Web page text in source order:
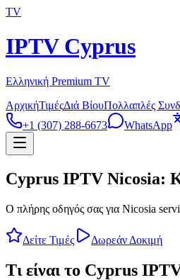
TV
IPTV Cyprus
Ελληνική Premium TV
ΑρχικήΤιμέςΔιά ΒίουΠολλαπλές
+1 (307) 288-6673
WhatsApp
Cyprus IPTV Nicosia:
Ο πλήρης οδηγός σας για Nicosia
Δείτε Τιμές Δωρεάν Δοκιμή
Τι είναι το Cyprus